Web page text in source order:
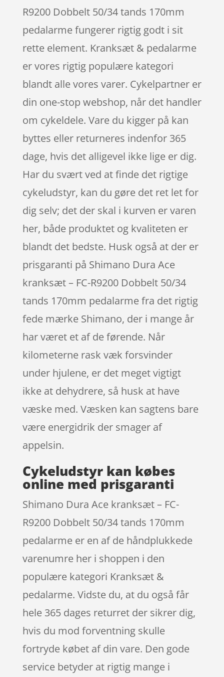
R9200 Dobbelt 50/34 tands 170mm
pedalarme fungerer rigtig godt i sit
rette element. Kranksæt & pedalarme
er vores rigtig populære kategori
blandt alle vores varer. Cykelpartner er
din one-stop webshop, når det handler
om cykeldele. Vare du kigger på kan
byttes eller returneres indenfor 365
dage, hvis det alligevel ikke lige er dig.
Har du svært ved at finde det rigtige
cykeludstyr, kan du gøre det ret let for
dig selv; det der skal i kurven er varen
her, både produktet og kvaliteten er
blandt det bedste. Husk også at der er
prisgaranti på Shimano Dura Ace
kranksæt – FC-R9200 Dobbelt 50/34
tands 170mm pedalarme fra det rigtig
fede mærke Shimano, der i mange år
har været et af de førende. Når
kilometerne rask væk forsvinder
under hjulene, er det meget vigtigt
ikke at dehydrere, så husk at have
væske med. Væsken kan sagtens bare
være energidrik der smager af
appelsin.
Cykeludstyr kan købes
online med prisgaranti
Shimano Dura Ace kranksæt – FC-
R9200 Dobbelt 50/34 tands 170mm
pedalarme er en af de håndplukkede
varenumre her i shoppen i den
populære kategori Kranksæt &
pedalarme. Vidste du, at du også får
hele 365 dages returret der sikrer dig,
hvis du mod forventning skulle
fortryde købet af din vare. Den gode
service betyder at rigtig mange i